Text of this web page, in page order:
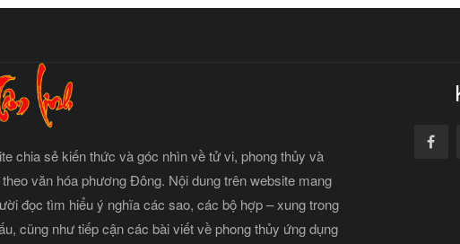
chia sẻ kiến thức và góc nhìn về tử vi, phong thủy và
văn hóa phương Đông. Nội dung trên website mang
đọc tìm hiểu ý nghĩa các sao, các bộ hợp – xung trong
cũng như tiếp cận các bài viết về phong thủy ứng dụng